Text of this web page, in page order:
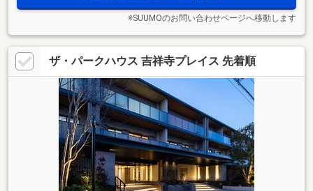
※SUUMOのお問い合わせページへ移動します
ザ・パークハウス 吉祥寺プレイス 先着順